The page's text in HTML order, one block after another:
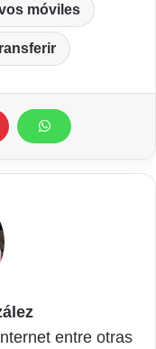
móviles
entre otras